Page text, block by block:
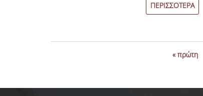
ΠΕΡΙΣΣΟΤΕΡΑ
« πρώτη